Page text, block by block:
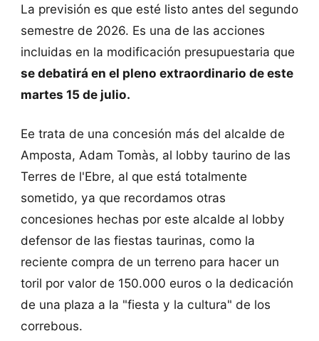
La previsión es que esté listo antes del segundo
semestre de 2026. Es una de las acciones
incluidas en la modificación presupuestaria que
se debatirá en el pleno extraordinario de este
martes 15 de julio.
Ee trata de una concesión más del alcalde de
Amposta, Adam Tomàs, al lobby taurino de las
Terres de l'Ebre, al que está totalmente
sometido, ya que recordamos otras
concesiones hechas por este alcalde al lobby
defensor de las fiestas taurinas, como la
reciente compra de un terreno para hacer un
toril por valor de 150.000 euros o la dedicación
de una plaza a la "fiesta y la cultura" de los
correbous.